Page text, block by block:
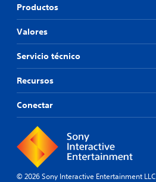
Productos
Valores
Servicio técnico
Recursos
Conectar
© 2026 Sony Interactive Entertainment LLC